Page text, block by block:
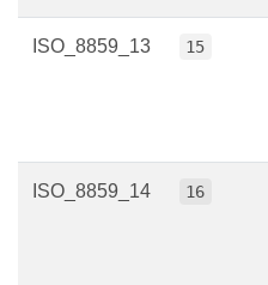
ISO_8859_13 15
ISO_8859_14 16